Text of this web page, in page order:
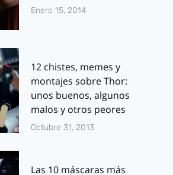
Enero 15, 2014
12 chistes, memes y
montajes sobre Thor:
unos buenos, algunos
malos y otros peores
Octubre 31, 2013
Las 10 máscaras más